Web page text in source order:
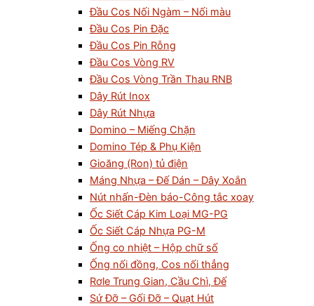
Đầu Cos Nối Ngàm – Nối màu
Đầu Cos Pin Đặc
Đầu Cos Pin Rỗng
Đầu Cos Vòng RV
Đầu Cos Vòng Trần Thau RNB
Dây Rút Inox
Dây Rút Nhựa
Domino – Miếng Chặn
Domino Tép & Phụ Kiện
Gioăng (Ron) tủ điện
Máng Nhựa – Đế Dán – Dây Xoắn
Nút nhấn-Đèn báo-Công tắc xoay
Ốc Siết Cáp Kim Loại MG-PG
Ốc Siết Cáp Nhựa PG-M
Ống co nhiệt – Hộp chữ số
Ống nối đồng, Cos nối thẳng
Rơle Trung Gian, Cầu Chì, Đế
Sứ Đỡ – Gối Đỡ – Quạt Hút